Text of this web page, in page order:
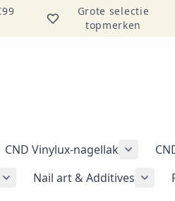
Grote selectie
topmerken
CND Vinylux-nagellak
Nail art & Additives